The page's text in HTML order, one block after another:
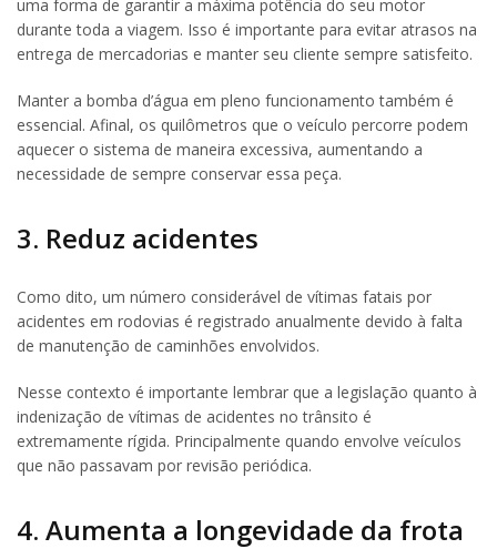
uma forma de garantir a máxima potência do seu motor
durante toda a viagem. Isso é importante para evitar atrasos na
entrega de mercadorias e manter seu cliente sempre satisfeito.
Manter a bomba d’água em pleno funcionamento também é
essencial. Afinal, os quilômetros que o veículo percorre podem
aquecer o sistema de maneira excessiva, aumentando a
necessidade de sempre conservar essa peça.
3. Reduz acidentes
Como dito, um número considerável de vítimas fatais por
acidentes em rodovias é registrado anualmente devido à falta
de manutenção de caminhões envolvidos.
Nesse contexto é importante lembrar que a legislação quanto à
indenização de vítimas de acidentes no trânsito é
extremamente rígida. Principalmente quando envolve veículos
que não passavam por revisão periódica.
4. Aumenta a longevidade da frota